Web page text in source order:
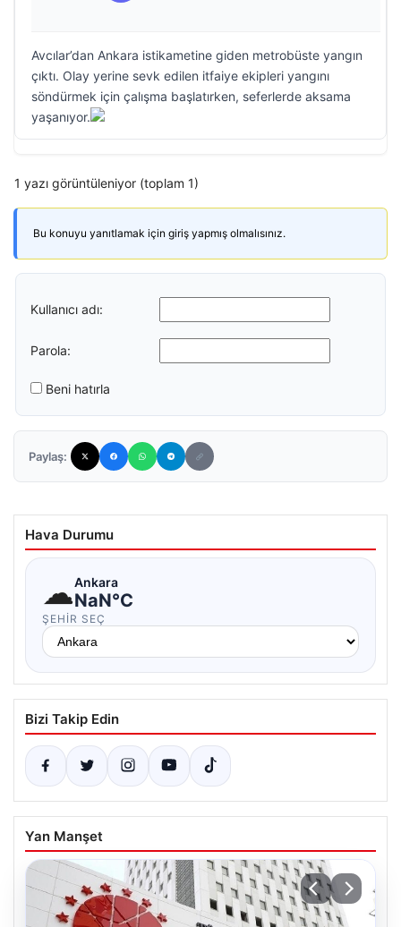
Avcılar’dan Ankara istikametine giden metrobüste yangın
çıktı. Olay yerine sevk edilen itfaiye ekipleri yangını
söndürmek için çalışma başlatırken, seferlerde aksama
yaşanıyor.
1 yazı görüntüleniyor (toplam 1)
Bu konuyu yanıtlamak için giriş yapmış olmalısınız.
Kullanıcı adı:
Parola:
Beni hatırla
Paylaş:
Hava Durumu
☁Ankara
NaN°C
ŞEHIR SEÇ
Bizi Takip Edin
Yan Manşet